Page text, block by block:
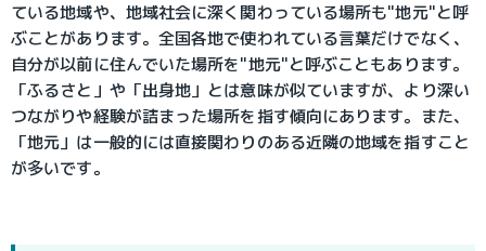
ている地域や、地域社会に深く関わっている場所も"地元"と呼
ぶことがあります。全国各地で使われている言葉だけでなく、
自分が以前に住んでいた場所を"地元"と呼ぶこともあります。
「ふるさと」や「出身地」とは意味が似ていますが、より深い
つながりや経験が詰まった場所を指す傾向にあります。また、
「地元」は一般的には直接関わりのある近隣の地域を指すこと
が多いです。